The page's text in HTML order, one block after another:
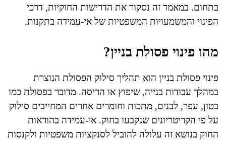
בתחום. במאמר זה נסקור את הדרישות החוקיות, דרכי
הפינוי והמשמעויות המשפטיות של אי-עמידה בתקנות.
מהו פינוי פסולת בניין?
פינוי פסולת בניין הוא תהליך סילוק הפסולת הנוצרת
במהלך עבודות בנייה, שיפוץ או הריסה. מדובר בפסולת כמו
בטון, עפר, לבנים, מתכות וחומרים אחרים המחייבים סילוק
על פי הקריטריונים שנקבעו בחוק. אי-עמידה בהוראות
החוק בנושא זה עלולה להוביל לסנקציות משפטיות ולקנסות